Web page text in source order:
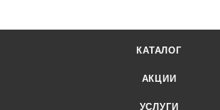
КАТАЛОГ
АКЦИИ
УСЛУГИ